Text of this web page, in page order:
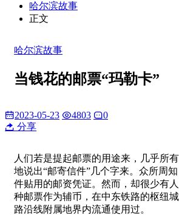
哈尔滨故事
正文
哈尔滨故事
当钱花的邮票“玛勒卡”
2023-05-23 4803
0
分享
人们若是提起邮票的用途来，几乎所
地说出“邮寄信件”几个字来。众所周
件贴用的邮资凭证。然而，却很少有
种邮票作为辅币，在中东铁路的枢纽
路沿线附属地界内流通使用过。